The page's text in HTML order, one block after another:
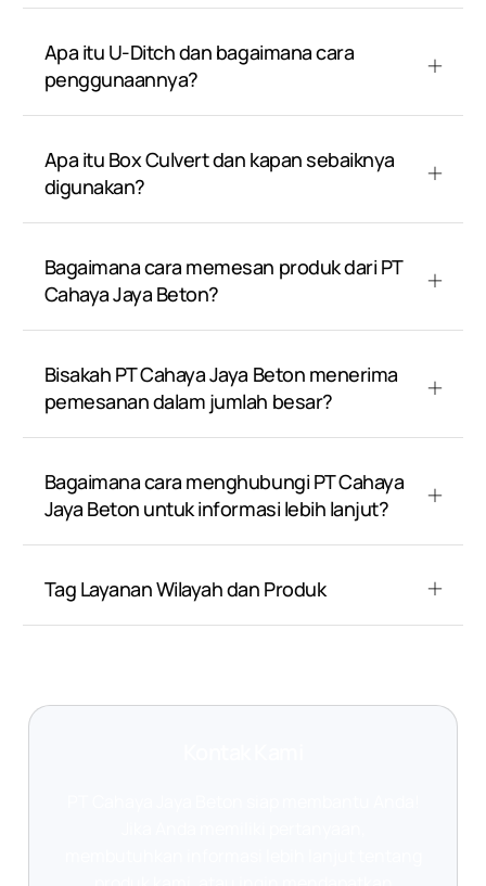
Apa itu U-Ditch dan bagaimana cara
penggunaannya?
Apa itu Box Culvert dan kapan sebaiknya
digunakan?
Bagaimana cara memesan produk dari PT
Cahaya Jaya Beton?
Bisakah PT Cahaya Jaya Beton menerima
pemesanan dalam jumlah besar?
Bagaimana cara menghubungi PT Cahaya
Jaya Beton untuk informasi lebih lanjut?
Tag Layanan Wilayah dan Produk